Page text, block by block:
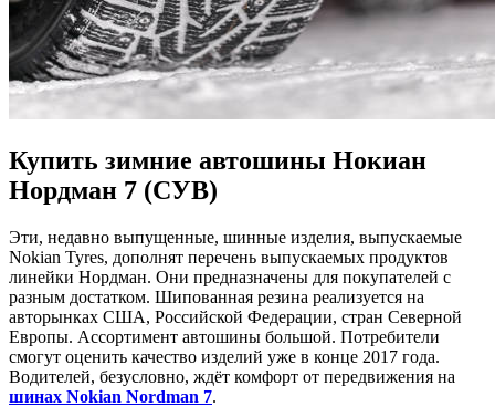
Купить зимние автошины Нокиан
Нордман 7 (СУВ)
Эти, недавно выпущенные, шинные изделия, выпускаемые
Nokian Tyres, дополнят перечень выпускаемых продуктов
линейки Нордман. Они предназначены для покупателей с
разным достатком. Шипованная резина реализуется на
авторынках США, Российской Федерации, стран Северной
Европы. Ассортимент автошины большой. Потребители
смогут оценить качество изделий уже в конце 2017 года.
Водителей, безусловно, ждёт комфорт от передвижения на
шинах Nokian Nordman 7.